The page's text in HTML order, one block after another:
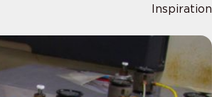
Inspiration